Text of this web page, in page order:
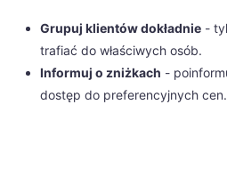
Grupuj klientów dokładnie -
trafiać do właściwych osób.
Informuj o zniżkach -
dostęp do preferencyjnych cen.